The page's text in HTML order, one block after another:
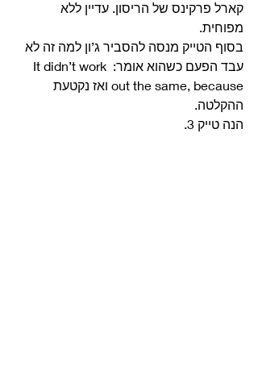
קארל פרקינס של הריסון. עדיין ללא
מפוחית.
בסוף הטייק מנסה להסביר ג’ון למה זה לא
עבד הפעם כשהוא אומר: It didn’t work
out the same, because ואז נקטעת
ההקלטה.
הנה טייק 3.